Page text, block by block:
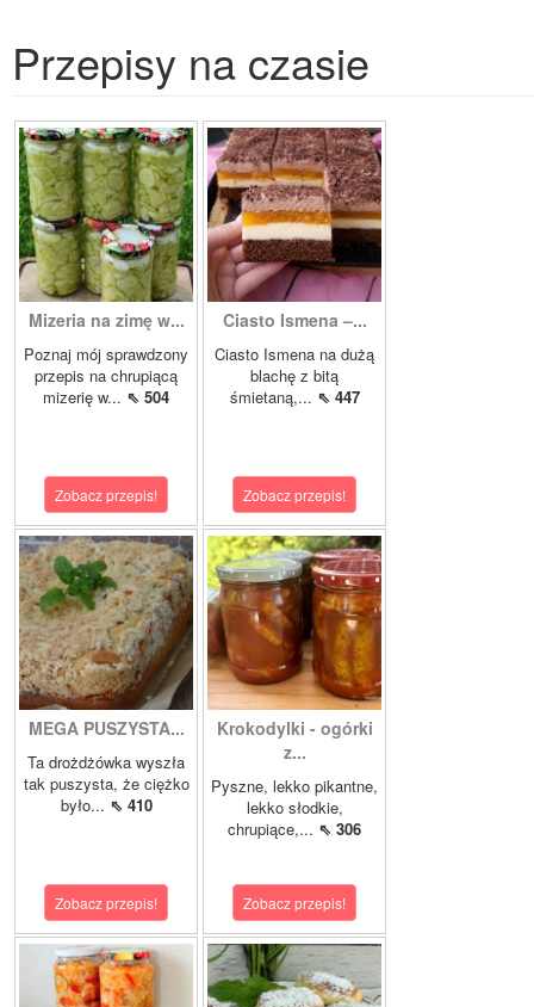
Przepisy na czasie
Mizeria na zimę w...
Poznaj mój sprawdzony
przepis na chrupiącą
mizerię w... ⇖ 504
Zobacz przepis!
Ciasto Ismena –...
Ciasto Ismena na dużą
blachę z bitą
śmietaną,... ⇖ 447
Zobacz przepis!
MEGA PUSZYSTA...
Ta drożdżówka wyszła
tak puszysta, że ciężko
było... ⇖ 410
Zobacz przepis!
Krokodylki - ogórki
z...
Pyszne, lekko pikantne,
lekko słodkie,
chrupiące,... ⇖ 306
Zobacz przepis!